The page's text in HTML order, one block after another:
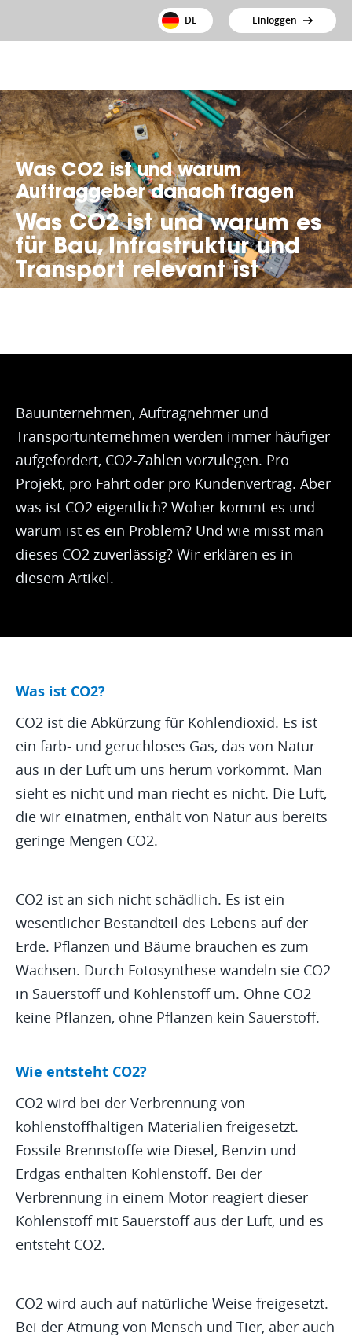
DE Einloggen
Was CO2 ist und warum
Auftraggeber danach fragen
Was CO2 ist und warum es
für Bau, Infrastruktur und
Transport relevant ist
Bauunternehmen, Auftragnehmer und
Transportunternehmen werden immer häufiger
aufgefordert, CO2-Zahlen vorzulegen. Pro
Projekt, pro Fahrt oder pro Kundenvertrag. Aber
was ist CO2 eigentlich? Woher kommt es und
warum ist es ein Problem? Und wie misst man
dieses CO2 zuverlässig? Wir erklären es in
diesem Artikel.
Was ist CO2?
CO2 ist die Abkürzung für Kohlendioxid. Es ist
ein farb- und geruchloses Gas, das von Natur
aus in der Luft um uns herum vorkommt. Man
sieht es nicht und man riecht es nicht. Die Luft,
die wir einatmen, enthält von Natur aus bereits
geringe Mengen CO2.
CO2 ist an sich nicht schädlich. Es ist ein
wesentlicher Bestandteil des Lebens auf der
Erde. Pflanzen und Bäume brauchen es zum
Wachsen. Durch Fotosynthese wandeln sie CO2
in Sauerstoff und Kohlenstoff um. Ohne CO2
keine Pflanzen, ohne Pflanzen kein Sauerstoff.
Wie entsteht CO2?
CO2 wird bei der Verbrennung von
kohlenstoffhaltigen Materialien freigesetzt.
Fossile Brennstoffe wie Diesel, Benzin und
Erdgas enthalten Kohlenstoff. Bei der
Verbrennung in einem Motor reagiert dieser
Kohlenstoff mit Sauerstoff aus der Luft, und es
entsteht CO2.
CO2 wird auch auf natürliche Weise freigesetzt.
Bei der Atmung von Mensch und Tier, aber auch